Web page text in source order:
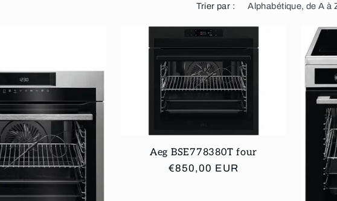
Trier par :
Aeg BSE778380T four
Prix
€850,00 EUR